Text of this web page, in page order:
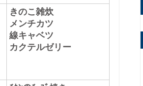
きのこ雑炊
メンチカツ
線キャベツ
カクテルゼリー